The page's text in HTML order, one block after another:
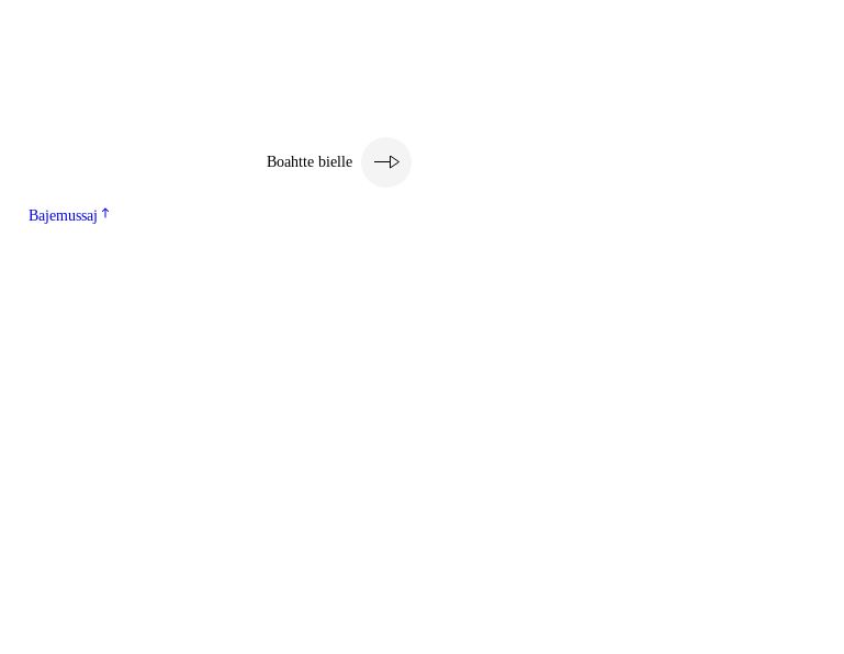
Boahtte bielle
Bajemussaj